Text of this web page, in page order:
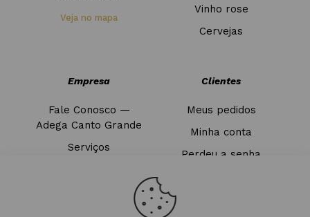
Veja no mapa
Vinho rose
Cervejas
Empresa
Fale Conosco —
Adega Canto Grande
Serviços
Clientes
Meus pedidos
Minha conta
Perdeu a senha